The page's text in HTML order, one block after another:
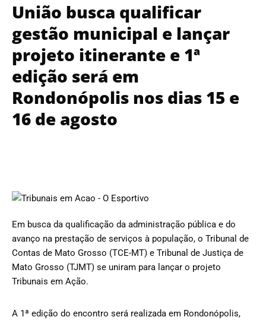
União busca qualificar
gestão municipal e lançar
projeto itinerante e 1ª
edição será em
Rondonópolis nos dias 15 e
16 de agosto
Em busca da qualificação da administração pública e do
avanço na prestação de serviços à população, o Tribunal de
Contas de Mato Grosso (TCE-MT) e Tribunal de Justiça de
Mato Grosso (TJMT) se uniram para lançar o projeto
Tribunais em Ação.
A 1ª edição do encontro será realizada em Rondonópolis,